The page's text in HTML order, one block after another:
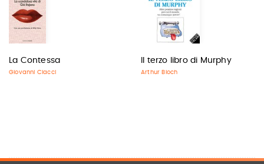
La Contessa
Giovanni Ciacci
Il terzo libro di Murphy
Arthur Bloch